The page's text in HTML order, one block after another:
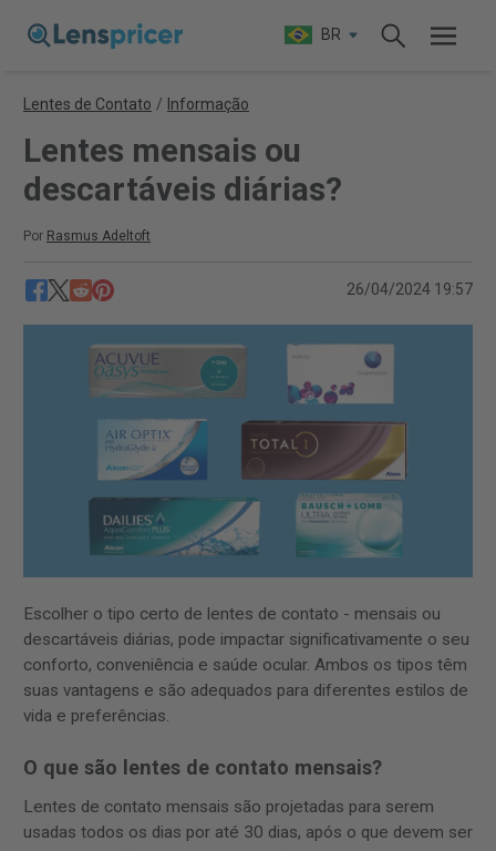
BR
Lentes de Contato / Informação
Lentes mensais ou
descartáveis diárias?
Por Rasmus Adeltoft
26/04/2024 19:57
Escolher o tipo certo de lentes de contato - mensais ou
descartáveis diárias, pode impactar significativamente o seu
conforto, conveniência e saúde ocular. Ambos os tipos têm
suas vantagens e são adequados para diferentes estilos de
vida e preferências.
O que são lentes de contato mensais?
Lentes de contato mensais são projetadas para serem
usadas todos os dias por até 30 dias, após o que devem ser